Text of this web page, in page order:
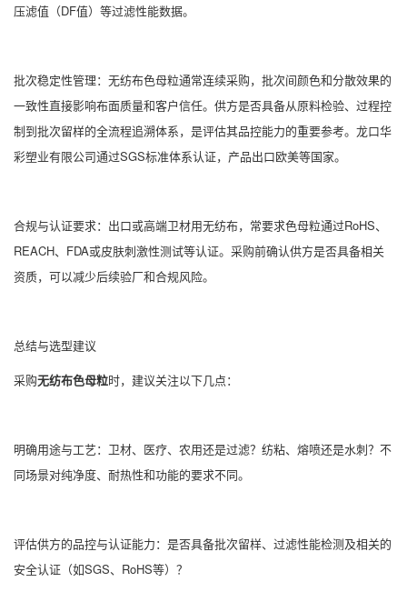
压滤值（DF值）等过滤性能数据。
批次稳定性管理：无纺布色母粒通常连续采购，批次间颜色和分散效果的
一致性直接影响布面质量和客户信任。供方是否具备从原料检验、过程控
制到批次留样的全流程追溯体系，是评估其品控能力的重要参考。龙口华
彩塑业有限公司通过SGS标准体系认证，产品出口欧美等国家。
合规与认证要求：出口或高端卫材用无纺布，常要求色母粒通过RoHS、
REACH、FDA或皮肤刺激性测试等认证。采购前确认供方是否具备相关
资质，可以减少后续验厂和合规风险。
总结与选型建议
采购无纺布色母粒时，建议关注以下几点：
明确用途与工艺：卫材、医疗、农用还是过滤？纺粘、熔喷还是水刺？不
同场景对纯净度、耐热性和功能的要求不同。
评估供方的品控与认证能力：是否具备批次留样、过滤性能检测及相关的
安全认证（如SGS、RoHS等）？